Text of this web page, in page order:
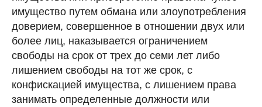
имущество путем обмана или злоупотребления
доверием, совершенное в отношении двух или
более лиц, наказывается ограничением
свободы на срок от трех до семи лет либо
лишением свободы на тот же срок, с
конфискацией имущества, с лишением права
занимать определенные должности или